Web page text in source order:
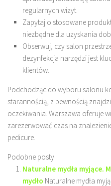
regularnych wizyt.
Zapytaj o stosowane
niezbędne dla uzyskania
Obserwuj, czy salon
dezynfekcja narzędzi jest
klientów.
Podchodząc do wyboru salonu
starannością, z pewnością
oczekiwania. Warszawa oferuje
zarezerwować czas na
pedicure.
Podobne posty:
Naturalne mydła myjące.
mydło Naturalne mydła